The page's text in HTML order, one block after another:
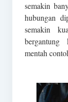
semakin
hubungan
semakin
bergantung
mentah